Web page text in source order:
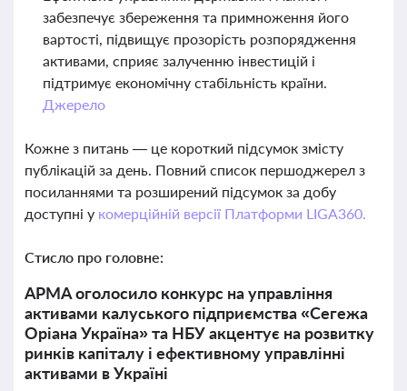
забезпечує збереження та примноження його
вартості, підвищує прозорість розпорядження
активами, сприяє залученню інвестицій і
підтримує економічну стабільність країни.
Джерело
Кожне з питань — це короткий підсумок змісту
публікацій за день. Повний список першоджерел з
посиланнями та розширений підсумок за добу
доступні у комерційній версії Платформи LIGA360.
Стисло про головне:
АРМА оголосило конкурс на управління
активами калуського підприємства «Сегежа
Оріана Україна» та НБУ акцентує на розвитку
ринків капіталу і ефективному управлінні
активами в Україні